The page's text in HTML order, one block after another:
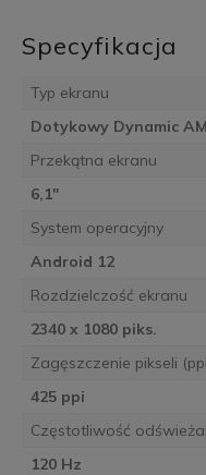
Specyfikacja
Typ ekranu
Dotykowy Dynamic
Przekątna ekranu
6,1"
System operacyjny
Android 12
Rozdzielczość ekranu
2340 x 1080 piks.
Zagęszczenie pikseli
425 ppi
Częstotliwość
120 Hz